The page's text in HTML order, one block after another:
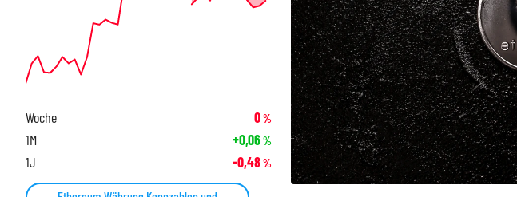
Woche 0%
1M +0,06%
1J -0,48%